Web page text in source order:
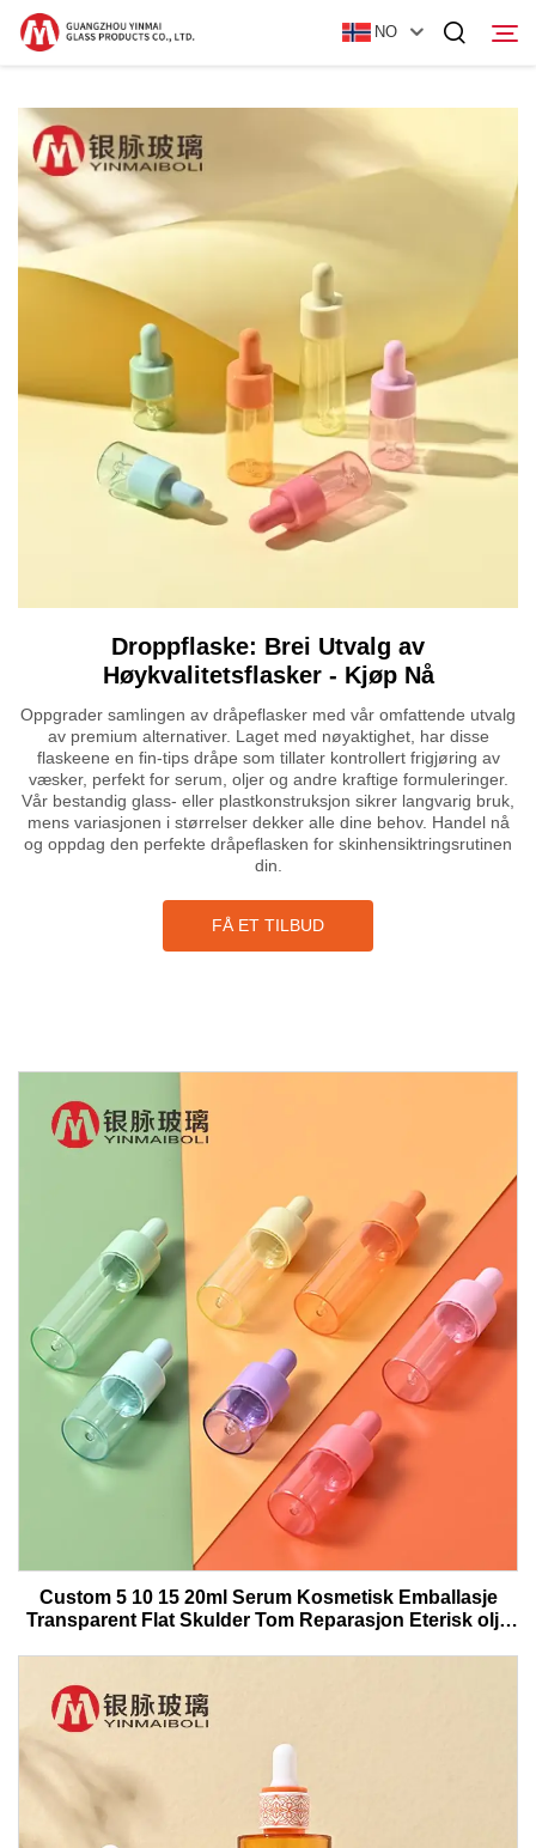
NO
Hjemmeside
Produkter
Om oss
Droppflaske: Brei Utvalg av
Høykvalitetsflasker - Kjøp Nå
Oppgrader samlingen av dråpeflasker med vår omfattende utvalg
av premium alternativer. Laget med nøyaktighet, har disse
flaskeene en fin-tips dråpe som tillater kontrollert frigjøring av
væsker, perfekt for serum, oljer og andre kraftige formuleringer.
Vår bestandig glass- eller plastkonstruksjon sikrer langvarig bruk,
mens variasjonen i størrelser dekker alle dine behov. Handel nå
og oppdag den perfekte dråpeflasken for skinhensiktringsrutinen
din.
FÅ ET TILBUD
Custom 5 10 15 20ml Serum Kosmetisk Emballasje
Transparent Flat Skulder Tom Reparasjon Eterisk olje